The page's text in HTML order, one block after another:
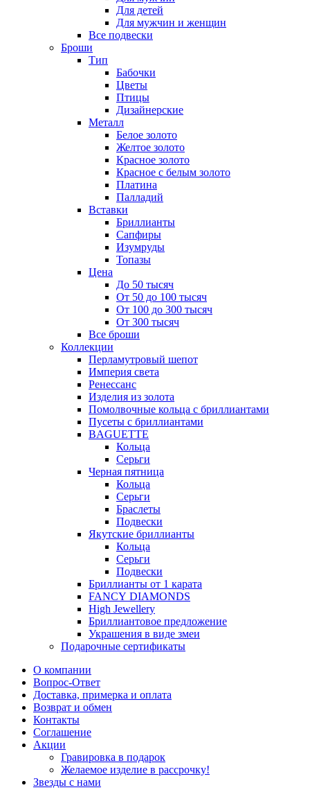
Для детей
Для мужчин и женщин
Все подвески
Броши
Тип
Бабочки
Цветы
Птицы
Дизайнерские
Металл
Белое золото
Желтое золото
Красное золото
Красное с белым золото
Платина
Палладий
Вставки
Бриллианты
Сапфиры
Изумруды
Топазы
Цена
До 50 тысяч
От 50 до 100 тысяч
От 100 до 300 тысяч
От 300 тысяч
Все броши
Коллекции
Перламутровый шепот
Империя света
Ренессанс
Изделия из золота
Помолвочные кольца с бриллиантами
Пусеты с бриллиантами
BAGUETTE
Кольца
Серьги
Черная пятница
Кольца
Серьги
Браслеты
Подвески
Якутские бриллианты
Кольца
Серьги
Подвески
Бриллианты от 1 карата
FANCY DIAMONDS
High Jewellery
Бриллиантовое предложение
Украшения в виде змеи
Подарочные сертификаты
О компании
Вопрос-Ответ
Доставка, примерка и оплата
Возврат и обмен
Контакты
Соглашение
Акции
Гравировка в подарок
Желаемое изделие в рассрочку!
Звезды с нами